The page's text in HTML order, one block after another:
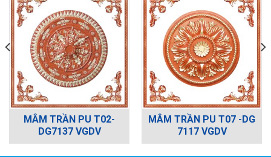
MÂM TRẦN PU T02-
DG7137 VGDV
MÂM TRẦN PU T07 -DG
7117 VGDV
LIÊN HỆ
CÔNG TY TNHH DONGGUAN
ĐKKD Số:0201959702 | Ngày cấp: 16/04/2019 | Nơi cấp: